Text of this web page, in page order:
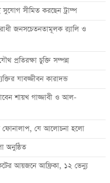
সুযোগ সীমিত করছেন ট্রাম্প
জনসচেতনতামূলক র‍্যালি ও
প্রতিরক্ষা চুক্তি সম্পন্ন
যাবজ্জীবন কারাদন্ড
শায়খ গাজ্জাবী ও আল-
ফোনালাপ, যে আলোচনা হলো
অনুষ্ঠিত
আয়জনে আফ্রিকা, ১২ ভেন্যু